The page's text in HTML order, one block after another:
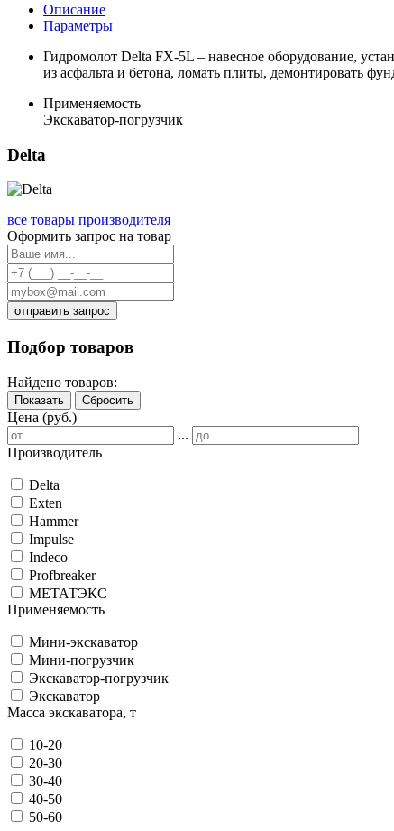
Описание
Параметры
Гидромолот Delta FX-5L – навесное оборудование,
из асфальта и бетона, ломать плиты, демонтировать
Применяемость
Экскаватор-погрузчик
Delta
все товары производителя
Оформить запрос на товар
отправить запрос
Подбор товаров
Найдено товаров:
Показать Сбросить
Цена (руб.)
...
Производитель
Delta
Exten
Hammer
Impulse
Indeco
Profbreaker
МЕТАТЭКС
Применяемость
Мини-экскаватор
Мини-погрузчик
Экскаватор-погрузчик
Экскаватор
Масса экскаватора, т
10-20
20-30
30-40
40-50
50-60